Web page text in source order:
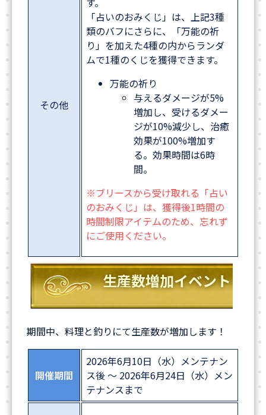
その他
「占いのおみくじ」は、上記3種
類のバフにさらに、「万能の祈
り」を加えた4種の内からランダ
ムで1種のくじを獲得できます。
万能の祈り
与えるダメージが5%
増加し、受けるダメー
ジが10%減少し、治癒
効果が100%増加す
る。効果時間は6時
間。
※ブリースから受け取れる「占い
のおみくじ」は、獲得後1時間の
時間制限アイテムのため、忘れず
にご使用ください。
生産数増加イベント
期間中、料理と釣りにて生産数が増加します！
開催期間
2026年6月10日（水）メンテナン
ス後 ～ 2026年6月24日（水）メン
テナンスまで